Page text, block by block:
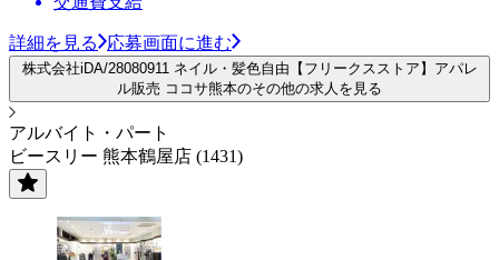
詳細を見る 応募画面に進む
株式会社iDA/28080911 ネイル・髪色自由【フリークスストア】アパレ
ル販売 ココサ熊本のその他の求人を見る
アルバイト・パート
ビースリー 熊本鶴屋店 (1431)